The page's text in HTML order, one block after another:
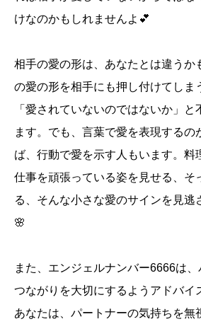
けなのかもしれませんよ💕
相手の愛の形は、あなたとは違うか
の愛の形を相手にも押し付けてしま
「愛されていないのではないか」
ます。でも、言葉で愛を表現するの
ば、行動で愛を示す人もいます。料
仕事を頑張っている姿を見せる、そ
る、そんな小さな愛のサインを見逃
🌸
また、エンジェルナンバー6666は
つながりを大切にするようアドバイ
あなたは、パートナーの気持ちを無